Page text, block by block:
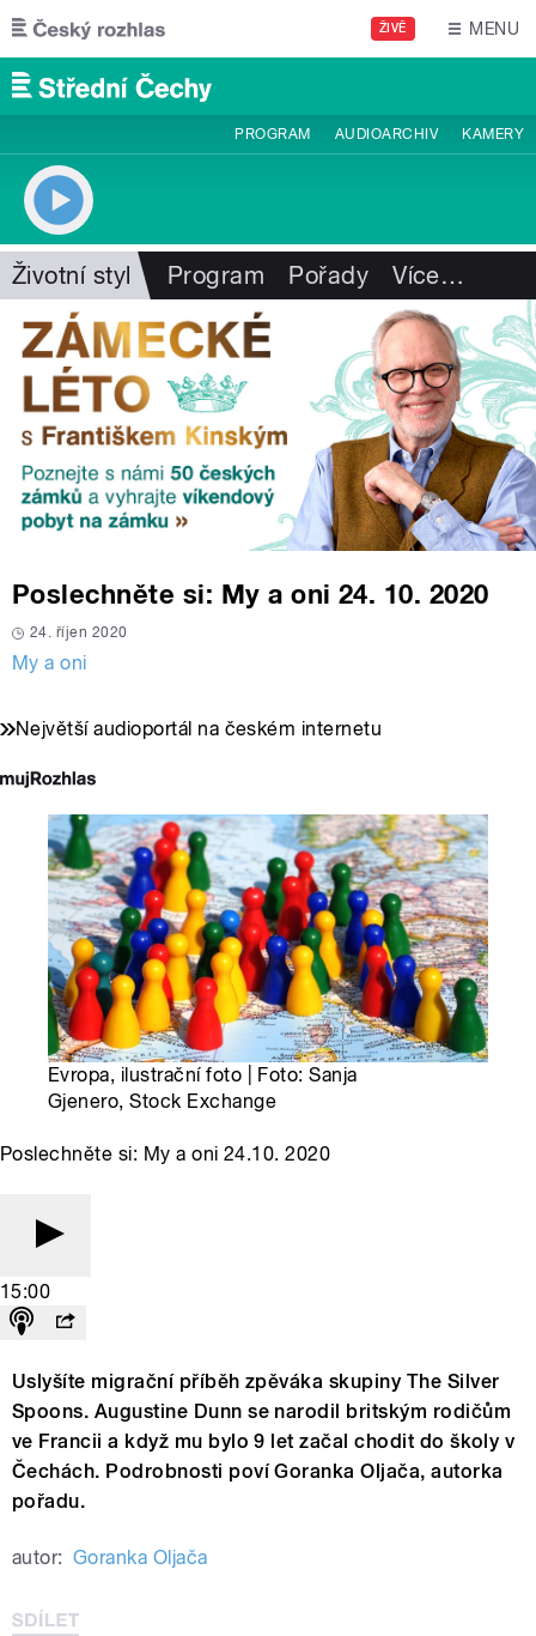
Přejít k hlavnímu obsahu
ŽIVĚ MENU
PROGRAM AUDIOARCHIV KAMERY
Životní styl Program Pořady Více…
Poslechněte si: My a oni 24. 10. 2020
24. říjen 2020
My a oni
Největší audioportál na českém internetu
Evropa, ilustrační foto | Foto: Sanja
Gjenero, Stock Exchange
Poslechněte si: My a oni 24.10. 2020
15:00
Uslyšíte migrační příběh zpěváka skupiny The Silver
Spoons. Augustine Dunn se narodil britským rodičům
ve Francii a když mu bylo 9 let začal chodit do školy v
Čechách. Podrobnosti poví Goranka Oljača, autorka
pořadu.
autor: Goranka Oljača